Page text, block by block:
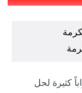
كثيرة لحل